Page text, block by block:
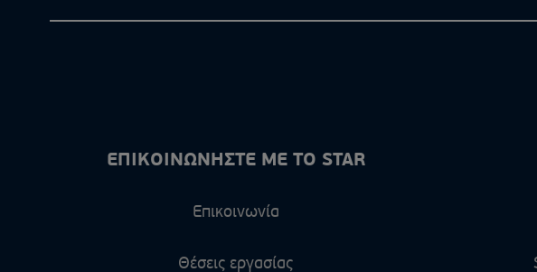
ΕΠΙΚΟΙΝΩΝΗΣΤΕ ΜΕ ΤΟ STAR
Επικοινωνία
Θέσεις εργασίας